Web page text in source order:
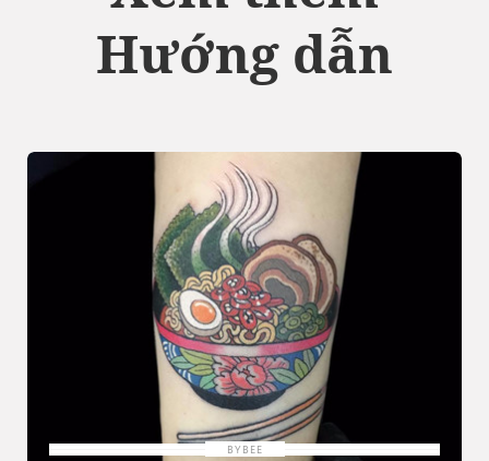
Hướng dẫn
BYBEE